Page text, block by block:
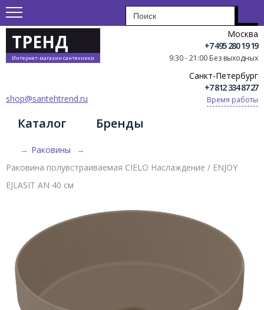
ТРЕНД
Интернет-магазин сантехники
Москва
+7 495 280 19 19
9:30 - 21:00 Без выходных
Санкт-Петербург
+7 812 334 87 27
Время работы
shop@santehtrend.ru
Каталог Бренды
→ Раковины
→
Раковина полувстраиваемая CIELO Наслаждение / ENJOY
EJLASIT AN 40 см